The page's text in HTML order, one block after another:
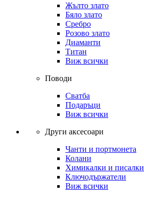
Жълто злато
Бяло злато
Сребро
Розово злато
Диаманти
Титан
Виж всички
Поводи
Сватба
Подаръци
Виж всички
Други аксесоари
Чанти и портмонета
Колани
Химикалки и писалки
Ключодържатели
Виж всички